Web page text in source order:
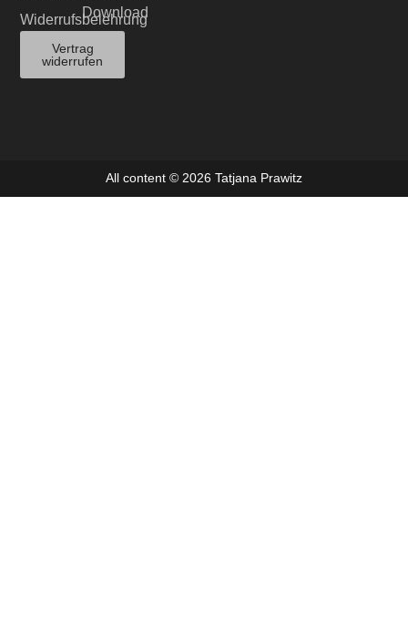
Widerrufsbelehrung
Vertrag
widerrufen
Download
All content © 2026 Tatjana Prawitz